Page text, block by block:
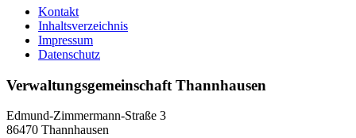
Kontakt
Inhaltsverzeichnis
Impressum
Datenschutz
Verwaltungsgemeinschaft Thannhausen
Edmund-Zimmermann-Straße 3
86470 Thannhausen